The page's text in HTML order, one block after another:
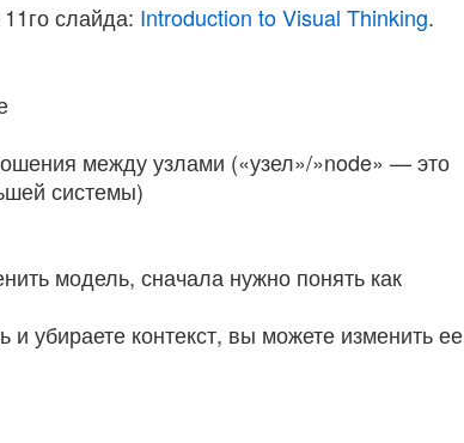
слайда: Introduction to Visual Thinking.
между узлами («узел»/»node» — это
системы)
модель, сначала нужно понять как
убираете контекст, вы можете изменить ее